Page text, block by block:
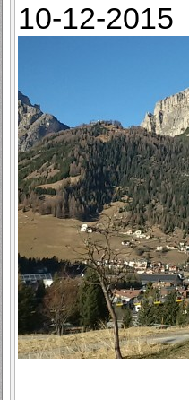
10-12-2015